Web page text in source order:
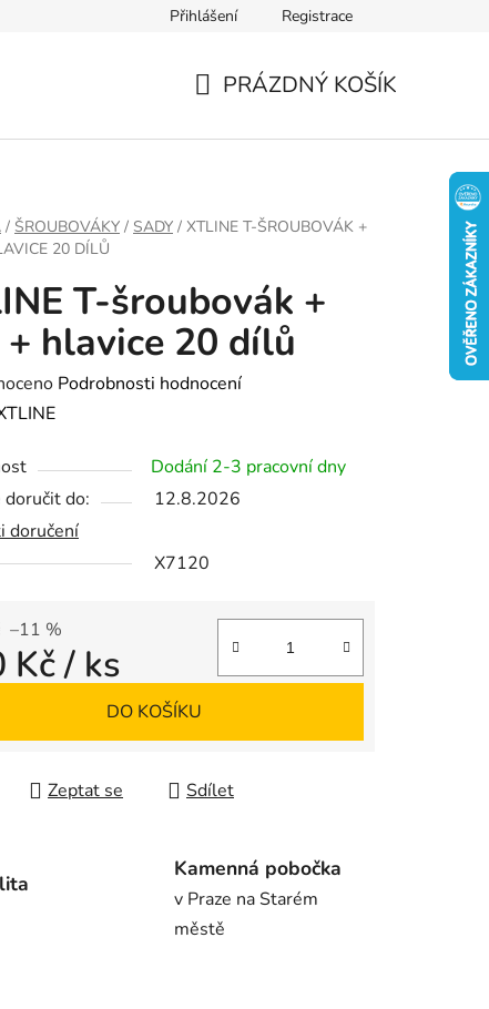
Přihlášení Registrace
PRÁZDNÝ KOŠÍK
/ ŠROUBOVÁKY / SADY / XTLINE T-ŠROUBOVÁK +
20 DÍLŮ
T-šroubovák +
hlavice 20 dílů
Podrobnosti hodnocení
Dodání 2-3 pracovní dny
doručit do:
12.8.2026
doručení
X7120
–11 %
Kč/ ks
DO KOŠÍKU
Zeptat se Sdílet
Kamenná pobočka
v Praze na Starém
městě